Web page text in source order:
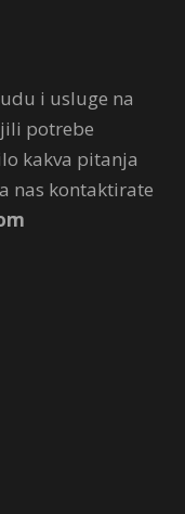
i usluge na
potrebe
kakva pitanja
nas kontaktirate